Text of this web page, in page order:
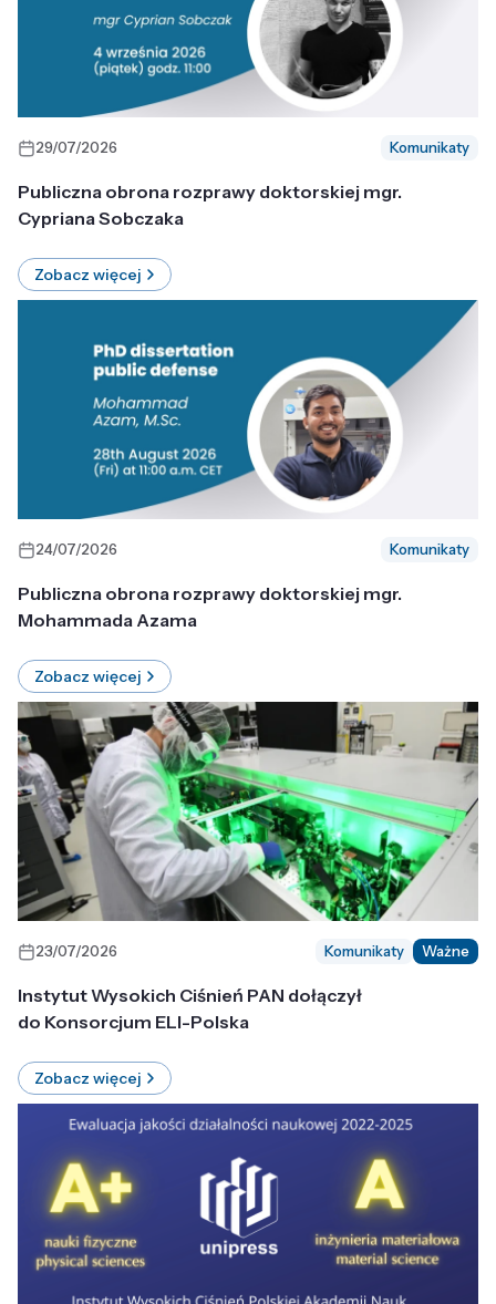
29/07/2026 Komunikaty
Publiczna obrona rozprawy doktorskiej mgr.
Cypriana Sobczaka
Zobacz więcej
24/07/2026 Komunikaty
Publiczna obrona rozprawy doktorskiej mgr.
Mohammada Azama
Zobacz więcej
23/07/2026 Komunikaty Ważne
Instytut Wysokich Ciśnień PAN dołączył
do Konsorcjum ELI-Polska
Zobacz więcej